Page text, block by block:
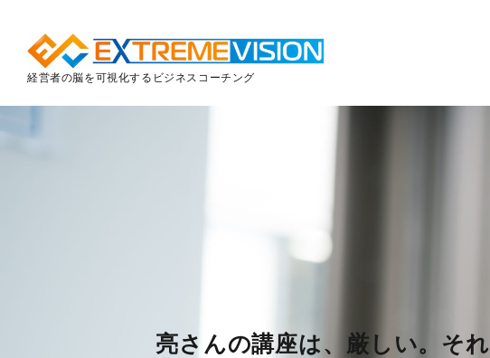
経営者の脳を可視化するビジネスコーチング
亮さんの講座は、厳しい。そ